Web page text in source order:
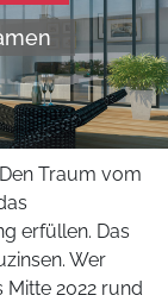
Traum vom
erfüllen. Das
Wer
2022 rund